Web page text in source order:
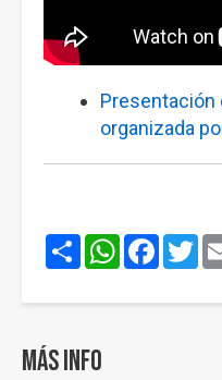
Presentación
organizada
Share
Más info